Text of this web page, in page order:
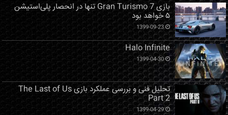
بازی Gran Turismo 7 تنها در انحصار پلی‌استیشن
۵ خواهد بود
1399-09-23
Halo Infinite
1399-04-30
تحلیل فنی و بررسی عملکرد بازی The Last of Us
Part 2
1399-04-29